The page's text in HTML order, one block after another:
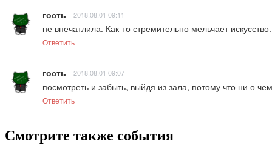
гость 2018.08.01 09:11
не впечатлила. Как-то стремительно мельчает
Ответить
гость 2018.08.01 09:07
посмотреть и забыть, выйдя из зала, потому что ни о
Ответить
Смотрите также события